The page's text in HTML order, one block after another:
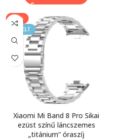
-40%
KIEMELT
Xiaomi Mi Band 8 Pro Sikai
ezüst színű láncszemes
„titánium” óraszíj